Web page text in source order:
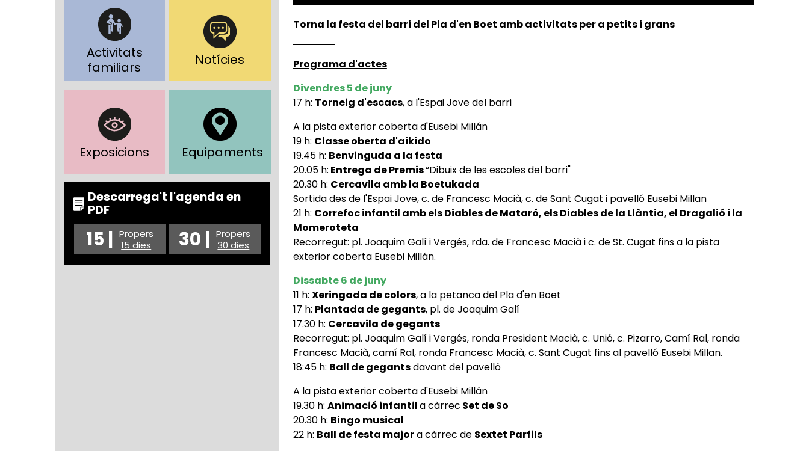
Activitats
familiars
Notícies
Exposicions Equipaments
Descarrega't l'agenda en
PDF
15 | Propers
15 dies
30 | Propers
30 dies
Torna la festa del barri del Pla d'en Boet amb activitats per a petits i grans
Programa d'actes
Divendres 5 de juny
17 h: Torneig d'escacs, a l'Espai Jove del barri
A la pista exterior coberta d'Eusebi Millán
19 h: Classe oberta d'aikido
19.45 h: Benvinguda a la festa
20.05 h: Entrega de Premis“Dibuix de les escoles del barri"
20.30 h: Cercavila amb la Boetukada
Sortida des de l'Espai Jove, c. de Francesc Macià, c. de Sant Cugat i pavelló Eusebi Millan
21 h: Correfoc infantil amb els Diables de Mataró, els Diables de la Llàntia, el Dragalió i la
Momeroteta
Recorregut: pl. Joaquim Galí i Vergés, rda. de Francesc Macià i c. de St. Cugat fins a la pista
exterior coberta Eusebi Millán.
Dissabte 6 de juny
11 h: Xeringada de colors, a la petanca del Pla d'en Boet
17 h: Plantada de gegants, pl. de Joaquim Galí
17.30 h: Cercavila de gegants
Recorregut: pl. Joaquim Galí i Vergés, ronda President Macià, c. Unió, c. Pizarro, Camí Ral, ronda
Francesc Macià, camí Ral, ronda Francesc Macià, c. Sant Cugat fins al pavelló Eusebi Millan.
18:45 h: Ball de gegantsdavant del pavelló
A la pista exterior coberta d'Eusebi Millán
19.30 h: Animació infantila càrrec Set de So
20.30 h: Bingo musical
22 h: Ball de festa majora càrrec de Sextet Parfils